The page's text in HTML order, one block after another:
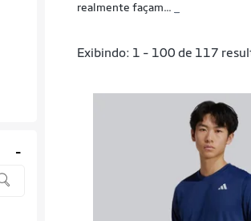
-
realmente façam...
Exibindo: 1 - 100 de 117